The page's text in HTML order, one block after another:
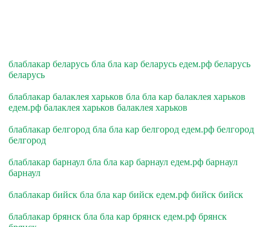
блаблакар беларусь бла бла кар беларусь едем.рф беларусь
беларусь
блаблакар балаклея харьков бла бла кар балаклея харьков
едем.рф балаклея харьков балаклея харьков
блаблакар белгород бла бла кар белгород едем.рф белгород
белгород
блаблакар барнаул бла бла кар барнаул едем.рф барнаул
барнаул
блаблакар бийск бла бла кар бийск едем.рф бийск бийск
блаблакар брянск бла бла кар брянск едем.рф брянск